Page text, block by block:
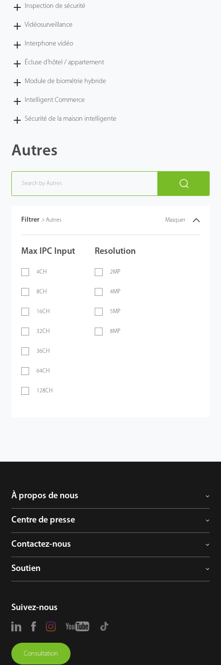
Inspection de sécurité
Vidéosurveillance
Interphone vidéo
Écluse d’hôtel / appartement
Module de biométrie hybride
Intelligent Commerce
Sécurité de la maison intelligente
Autres
Filtrer > Autres Masquer
Max IPC Input
4CH
8CH
16CH
32CH
36CH
64CH
128CH
Resolution
2MP
4MP
5MP
8MP
À propos de nous
Centre de presse
Contactez-nous
Soutien
Suivez-nous
Consultation